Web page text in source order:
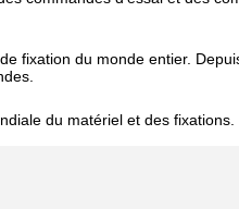
fixation du monde entier.
du matériel et des fixations.